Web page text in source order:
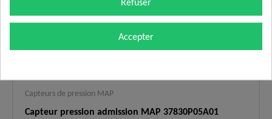
Capteurs de pression MAP
Capteur pression admission MAP 37830P05A01
Accepter